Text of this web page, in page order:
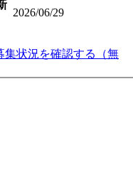
2026/06/29
集状況を確認する（無